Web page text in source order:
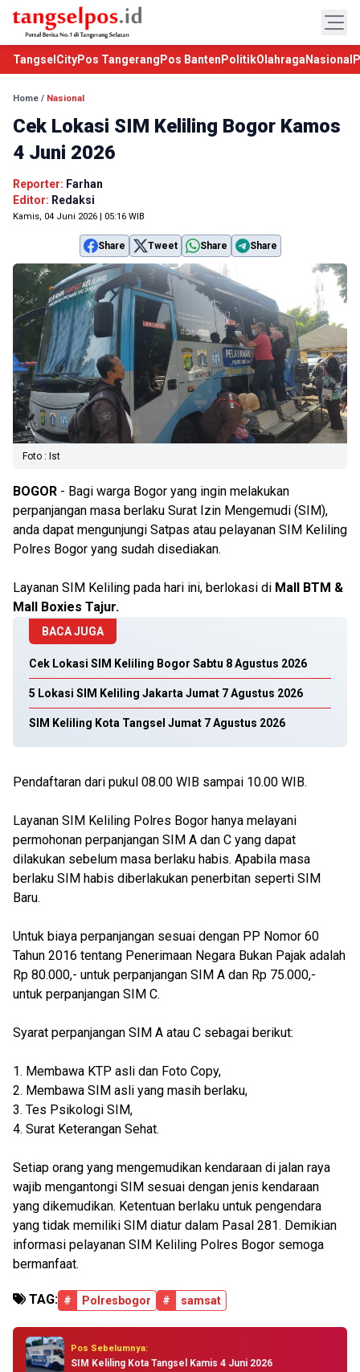
TangselCityPos Tangerang Pos Banten PolitikOlahraga Nasional
Home / Nasional
Cek Lokasi SIM Keliling Bogor Kamos
4 Juni 2026
Reporter: Farhan
Editor: Redaksi
Kamis, 04 Juni 2026 | 05:16 WIB
Share Tweet Share Share
Foto : Ist
BOGOR - Bagi warga Bogor yang ingin melakukan
perpanjangan masa berlaku Surat Izin Mengemudi (SIM),
anda dapat mengunjungi Satpas atau pelayanan SIM Keliling
Polres Bogor yang sudah disediakan.
Layanan SIM Keliling pada hari ini, berlokasi di Mall BTM &
Mall Boxies Tajur.
BACA JUGA
Cek Lokasi SIM Keliling Bogor Sabtu 8 Agustus 2026
5 Lokasi SIM Keliling Jakarta Jumat 7 Agustus 2026
SIM Keliling Kota Tangsel Jumat 7 Agustus 2026
Pendaftaran dari pukul 08.00 WIB sampai 10.00 WIB.
Layanan SIM Keliling Polres Bogor hanya melayani
permohonan perpanjangan SIM A dan C yang dapat
dilakukan sebelum masa berlaku habis. Apabila masa
berlaku SIM habis diberlakukan penerbitan seperti SIM
Baru.
Untuk biaya perpanjangan sesuai dengan PP Nomor 60
Tahun 2016 tentang Penerimaan Negara Bukan Pajak adalah
Rp 80.000,- untuk perpanjangan SIM A dan Rp 75.000,-
untuk perpanjangan SIM C.
Syarat perpanjangan SIM A atau C sebagai berikut:
1. Membawa KTP asli dan Foto Copy,
2. Membawa SIM asli yang masih berlaku,
3. Tes Psikologi SIM,
4. Surat Keterangan Sehat.
Setiap orang yang mengemudikan kendaraan di jalan raya
wajib mengantongi SIM sesuai dengan jenis kendaraan
yang dikemudikan. Ketentuan berlaku untuk pengendara
yang tidak memiliki SIM diatur dalam Pasal 281. Demikian
informasi pelayanan SIM Keliling Polres Bogor semoga
bermanfaat.
TAG: # Polresbogor # samsat
Pos Sebelumnya:
SIM Keliling Kota Tangsel Kamis 4 Juni 2026